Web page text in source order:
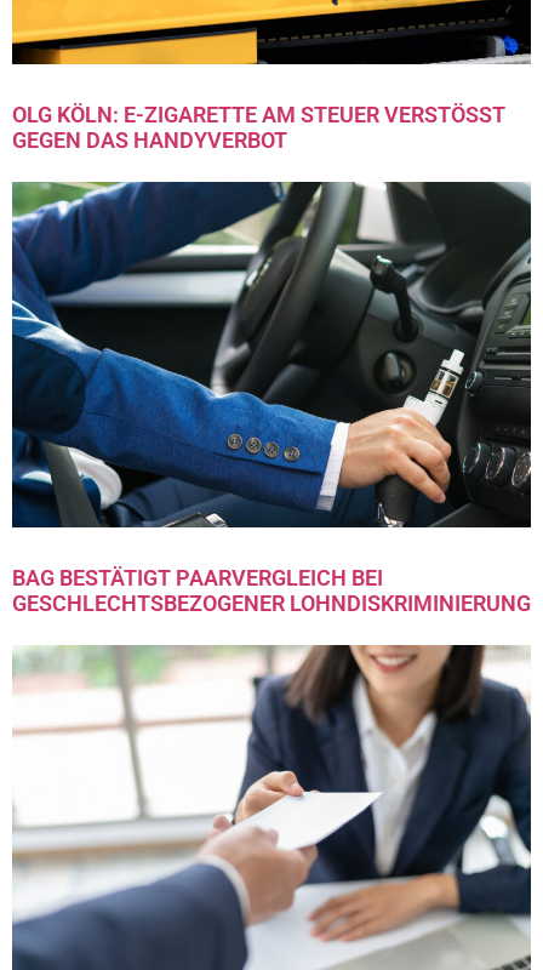
OLG KÖLN: E-ZIGARETTE AM STEUER VERSTÖSST G
EGEN DAS HANDYVERBOT
BAG BESTÄTIGT PAARVERGLEICH BEI
GESCHLECHTSBEZOGENER LOHNDISKRIMINIERUNG